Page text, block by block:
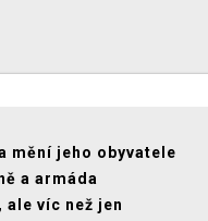
mění jeho obyvatele
a armáda
víc než jen